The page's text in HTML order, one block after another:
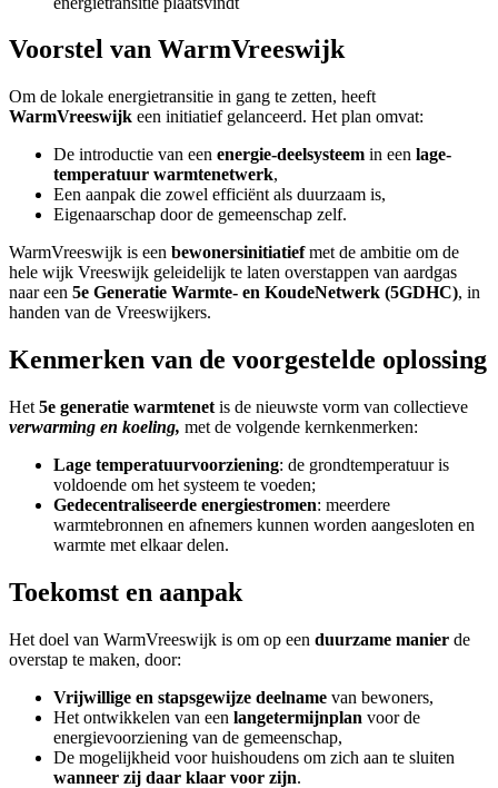
Voorstel van WarmVreeswijk
Om de lokale energietransitie in gang te zetten, heeft
WarmVreeswijk een initiatief gelanceerd. Het plan omvat:
De introductie van een energie-deelsysteem in een lage-
temperatuur warmtenetwerk,
Een aanpak die zowel efficiënt als duurzaam is,
Eigenaarschap door de gemeenschap zelf.
WarmVreeswijk is een bewonersinitiatiefmet de ambitie om de
hele wijk Vreeswijk geleidelijk te laten overstappen van aardgas
naar een 5e Generatie Warmte- en KoudeNetwerk (5GDHC), in
handen van de Vreeswijkers.
Kenmerken van de voorgestelde oplossing
Het 5e generatie warmtenet is de nieuwste vorm van collectieve
verwarming en koeling, met de volgende kernkenmerken:
Lage temperatuurvoorziening: de grondtemperatuur is
voldoende om het systeem te voeden;
Gedecentraliseerde energiestromen: meerdere
warmtebronnen en afnemers kunnen worden aangesloten en
warmte met elkaar delen.
Toekomst en aanpak
Het doel van WarmVreeswijk is om op een duurzame manier de
overstap te maken, door:
Vrijwillige en stapsgewijze deelname van bewoners,
Het ontwikkelen van een langetermijnplan voor de
energievoorziening van de gemeenschap,
De mogelijkheid voor huishoudens om zich aan te sluiten
wanneer zij daar klaar voor zijn.